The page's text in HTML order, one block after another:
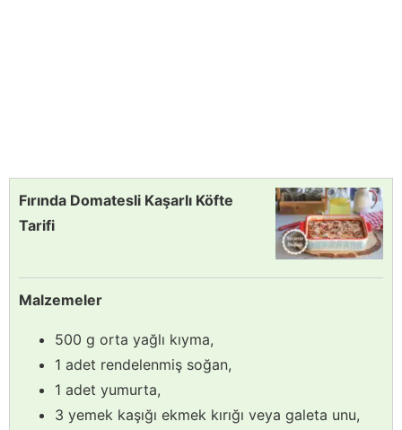
Fırında Domatesli Kaşarlı Köfte
Tarifi
Malzemeler
500 g orta yağlı kıyma,
1 adet rendelenmiş soğan,
1 adet yumurta,
3 yemek kaşığı ekmek kırığı veya galeta unu,